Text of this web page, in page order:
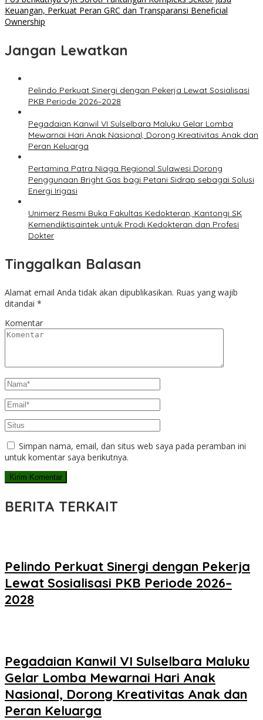
Keuangan, Perkuat Peran GRC dan Transparansi Beneficial
Ownership
Jangan Lewatkan
Pelindo Perkuat Sinergi dengan Pekerja Lewat Sosialisasi
PKB Periode 2026–2028
Pegadaian Kanwil VI Sulselbara Maluku Gelar Lomba
Mewarnai Hari Anak Nasional, Dorong Kreativitas Anak dan
Peran Keluarga
Pertamina Patra Niaga Regional Sulawesi Dorong
Penggunaan Bright Gas bagi Petani Sidrap sebagai Solusi
Energi Irigasi
Unimerz Resmi Buka Fakultas Kedokteran, Kantongi SK
Kemendiktisaintek untuk Prodi Kedokteran dan Profesi
Dokter
Tinggalkan Balasan
Alamat email Anda tidak akan dipublikasikan. Ruas yang wajib
ditandai *
Komentar
Simpan nama, email, dan situs web saya pada peramban ini
untuk komentar saya berikutnya.
BERITA TERKAIT
Pelindo Perkuat Sinergi dengan Pekerja
Lewat Sosialisasi PKB Periode 2026–
2028
Pegadaian Kanwil VI Sulselbara Maluku
Gelar Lomba Mewarnai Hari Anak
Nasional, Dorong Kreativitas Anak dan
Peran Keluarga